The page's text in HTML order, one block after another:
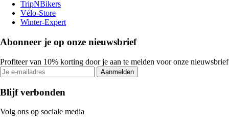
TripNBikers
Vélo-Store
Winter-Expert
Abonneer je op onze nieuwsbrief
Profiteer van 10% korting door je aan te melden voor onze nieuwsbrief
Aanmelden
Blijf verbonden
Volg ons op sociale media